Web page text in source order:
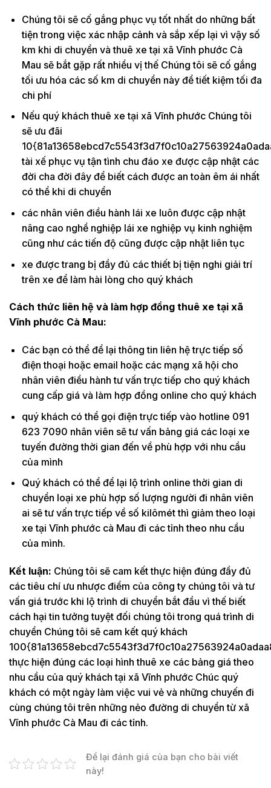
Chúng tôi sẽ cố gắng phục vụ tốt nhất do những bất
tiện trong việc xác nhập cảnh và sắp xếp lại vì vậy số
km khi di chuyển và thuê xe tại xã Vĩnh phước Cà
Mau sẽ bắt gặp rất nhiều vị thế Chúng tôi sẽ cố gắng
tối ưu hóa các số km di chuyển này để tiết kiệm tối đa
chi phí
Nếu quý khách thuê xe tại xã Vĩnh phước Chúng tôi
sẽ ưu đãi
tài xế phục vụ tận tình chu đáo xe được cập nhật các
đời cha đời đây để biết cách được an toàn êm ái nhất
có thể khi di chuyển
các nhân viên điều hành lái xe luôn được cập nhật
nâng cao nghề nghiệp lái xe nghiệp vụ kinh nghiệm
cũng như các tiến độ cũng được cập nhật liên tục
xe được trang bị đầy đủ các thiết bị tiện nghi giải trí
trên xe để làm hài lòng cho quý khách
Cách thức liên hệ và làm hợp đồng thuê xe tại xã
Vĩnh phước Cà Mau:
Các bạn có thể để lại thông tin liên hệ trực tiếp số
điện thoại hoặc email hoặc các mạng xã hội cho
nhân viên điều hành tư vấn trực tiếp cho quý khách
cung cấp giá và làm hợp đồng online cho quý khách
quý khách có thể gọi điện trực tiếp vào hotline 091
623 7090 nhân viên sẽ tư vấn bảng giá các loại xe
tuyến đường thời gian đến về phù hợp với nhu cầu
của mình
Quý khách có thể để lại lộ trình online thời gian di
chuyển loại xe phù hợp số lượng người đi nhân viên
ai sẽ tư vấn trực tiếp về số kilômét thì giảm theo loại
xe tại Vĩnh phước cà Mau đi các tỉnh theo nhu cầu
của mình.
Kết luận: Chúng tôi sẽ cam kết thực hiện đúng đầy đủ
các tiêu chí ưu nhược điểm của công ty chúng tôi và tư
vấn giá trước khi lộ trình di chuyển bắt đầu vì thế biết
cách hại tin tưởng tuyệt đối chúng tôi trong quá trình di
chuyển Chúng tôi sẽ cam kết quý khách
thực hiện đúng các loại hình thuê xe các bảng giá theo
nhu cầu của quý khách tại xã Vĩnh phước Chúc quý
khách có một ngày làm việc vui vẻ và những chuyến đi
cùng chúng tôi trên những nẻo đường di chuyển từ xã
Vĩnh phước Cà Mau đi các tỉnh.
Để lại đánh giá của bạn cho bài viết
này!